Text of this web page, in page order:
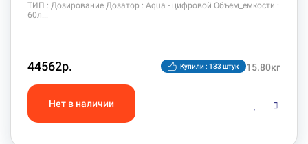
ТИП : Дозирование Дозатор : Aqua - цифровой Объем_емкости :
60л
15.80кг
44562р. Купили : 133 штук